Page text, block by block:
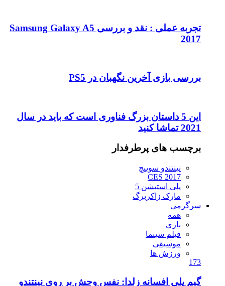
تجربه عملی : نقد و بررسی Samsung Galaxy A5
2017
بررسی بازی آخرین نگهبان در PS5
این 5 داستان بزرگ فناوری است که باید در سال
2021 تماشا کنید
برچسب های پرطرفدار
نینتندو سوییچ
CES 2017
پلی استیشن 5
مارک زاکربرگ
سرگرمی
همه
بازی
فیلم سینما
موسیقی
ورزش ها
173
گیم پلی افسانه زلدا: نفس وحش بر روی نینتندو